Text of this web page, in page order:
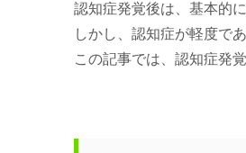
認知症発覚後は、基本的
しかし、認知症が軽度で
この記事では、認知症発